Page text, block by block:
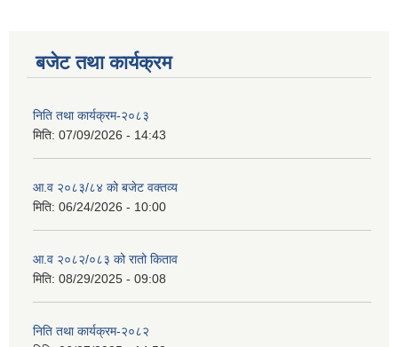
बजेट तथा कार्यक्रम
निति तथा कार्यक्रम-२०८३
मिति: 07/09/2026 - 14:43
आ.व २०८३/८४ को बजेट वक्तव्य
मिति: 06/24/2026 - 10:00
आ.व २०८२/०८३ को रातो किताव
मिति: 08/29/2025 - 09:08
निति तथा कार्यक्रम-२०८२